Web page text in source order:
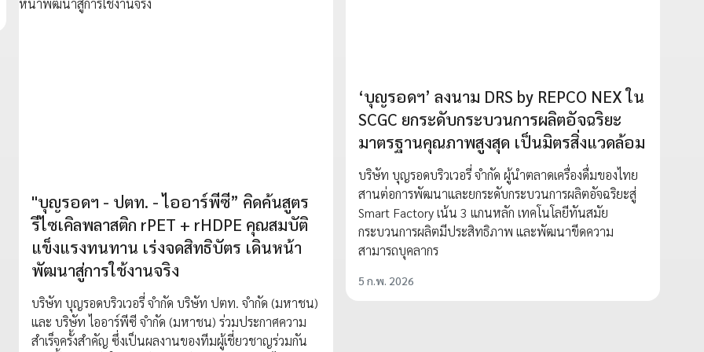
‘บุญรอดฯ’ ลงนาม DRS by REPCO NEX ใน
SCGC ยกระดับกระบวนการผลิตอัจฉริยะ
มาตรฐานคุณภาพสูงสุด เป็นมิตรสิ่งแวดล้อม
บริษัท บุญรอดบริวเวอรี่ จำกัด ผู้นำตลาดเครื่องดื่มของไทย
สานต่อการพัฒนาและยกระดับกระบวนการผลิตอัจฉริยะสู่
Smart Factory เน้น 3 แกนหลัก เทคโนโลยีทันสมัย
กระบวนการผลิตมีประสิทธิภาพ และพัฒนาขีดความ
สามารถบุคลากร
5 ก.พ. 2026
"บุญรอดฯ - ปตท. - ไออาร์พีซี” คิดค้นสูตร
รีไซเคิลพลาสติก rPET + rHDPE คุณสมบัติ
แข็งแรงทนทาน เร่งจดสิทธิบัตร เดินหน้า
พัฒนาสู่การใช้งานจริง
บริษัท บุญรอดบริวเวอรี่ จำกัด บริษัท ปตท. จำกัด (มหาชน)
และ บริษัท ไออาร์พีซี จำกัด (มหาชน) ร่วมประกาศความ
สำเร็จครั้งสำคัญ ซึ่งเป็นผลงานของทีมผู้เชี่ยวชาญร่วมกัน